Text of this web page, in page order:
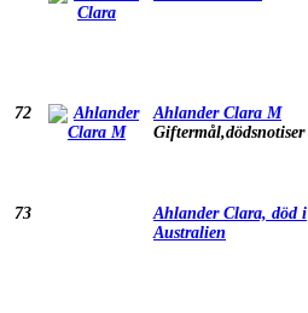
72
Ahlander Clara M
Giftermål,dödsnotiser
73
Ahlander Clara, död i
Australien